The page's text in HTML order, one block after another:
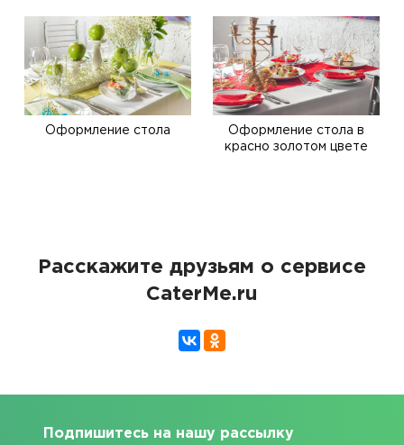
Оформление стола
Оформление стола в
красно золотом цвете
Расскажите друзьям о сервисе
CaterMe.ru
Подпишитесь на нашу рассылку